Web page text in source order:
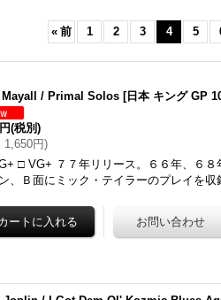
« 前 1 2 3 4 5
/ Primal Solos [日本 キング GP
(税別)
1,650円)
□ VG+ ７７年リリース。６６年、６
、Ｂ面にミック・テイラーのプレイを収